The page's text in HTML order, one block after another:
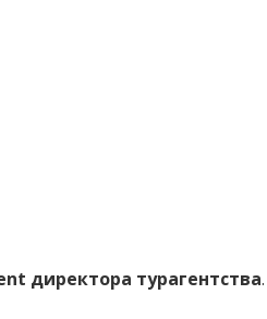
директора турагентства.